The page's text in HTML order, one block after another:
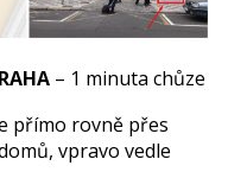
– 1 minuta chůze
přímo rovně přes
vpravo vedle